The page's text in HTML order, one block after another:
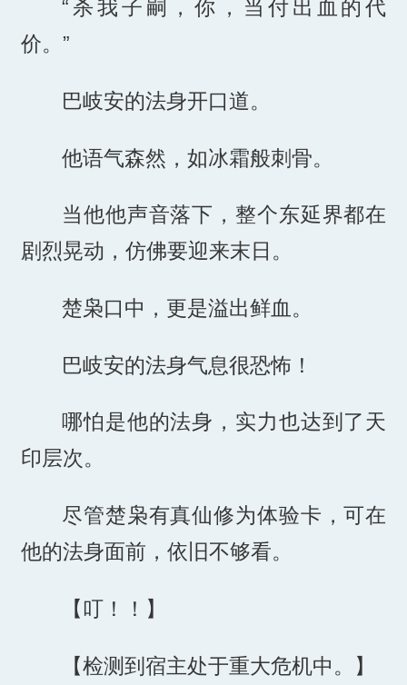
“杀我子嗣，你，当付出血的代
价。”
巴岐安的法身开口道。
他语气森然，如冰霜般刺骨。
当他他声音落下，整个东延界都在
剧烈晃动，仿佛要迎来末日。
楚枭口中，更是溢出鲜血。
巴岐安的法身气息很恐怖！
哪怕是他的法身，实力也达到了天
印层次。
尽管楚枭有真仙修为体验卡，可在
他的法身面前，依旧不够看。
【叮！！】
【检测到宿主处于重大危机中。】